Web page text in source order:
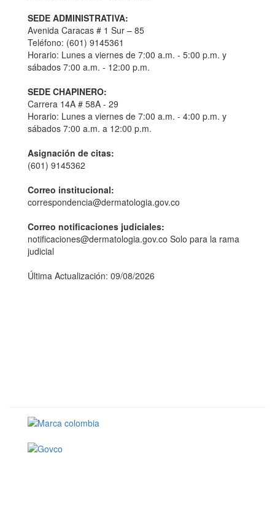
SEDE ADMINISTRATIVA:
Avenida Caracas # 1 Sur – 85
Teléfono: (601) 9145361
Horario: Lunes a viernes de 7:00 a.m. - 5:00 p.m. y
sábados 7:00 a.m. - 12:00 p.m.
SEDE CHAPINERO:
Carrera 14A # 58A - 29
Horario: Lunes a viernes de 7:00 a.m. - 4:00 p.m. y
sábados 7:00 a.m. a 12:00 p.m.
Asignación de citas:
(601) 9145362
Correo institucional:
correspondencia@dermatologia.gov.co
Correo notificaciones judiciales:
notificaciones@dermatologia.gov.co Solo para la rama
judicial
Última Actualización: 09/08/2026